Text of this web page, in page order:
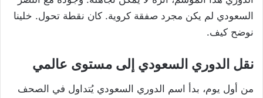
السعودي لم يكن مجرد صفقة كروية. كان نقطة تحول. خلينا
نوضح كيف.
نقل الدوري السعودي إلى مستوى عالمي
من أول يوم، بدأ اسم الدوري السعودي يُتداول في الصحف